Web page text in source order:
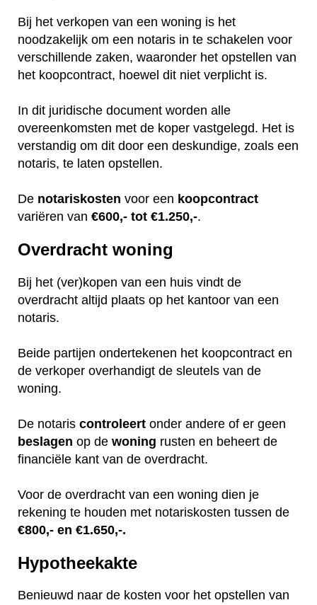
Bij het verkopen van een woning is het
noodzakelijk om een notaris in te schakelen voor
verschillende zaken, waaronder het opstellen van
het koopcontract, hoewel dit niet verplicht is.
In dit juridische document worden alle
overeenkomsten met de koper vastgelegd. Het is
verstandig om dit door een deskundige, zoals een
notaris, te laten opstellen.
De notariskosten voor een koopcontract
variëren van €600,- tot €1.250,-.
Overdracht woning
Bij het (ver)kopen van een huis vindt de
overdracht altijd plaats op het kantoor van een
notaris.
Beide partijen ondertekenen het koopcontract en
de verkoper overhandigt de sleutels van de
woning.
De notaris controleert onder andere of er geen
beslagen op de woning rusten en beheert de
financiële kant van de overdracht.
Voor de overdracht van een woning dien je
rekening te houden met notariskosten tussen de
€800,- en €1.650,-.
Hypotheekakte
Benieuwd naar de kosten voor het opstellen van